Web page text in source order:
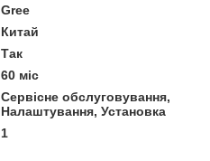
Gree
Китай
Так
60 міс
Сервісне обслуговування,
Налаштування, Установка
1